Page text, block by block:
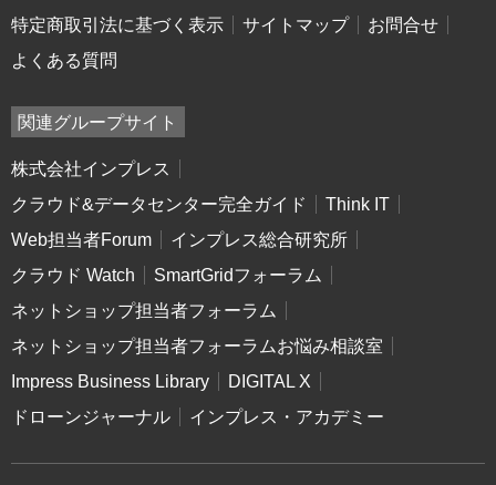
特定商取引法に基づく表示
サイトマップ
お問合せ
よくある質問
関連グループサイト
株式会社インプレス
クラウド&データセンター完全ガイド
Think IT
Web担当者Forum
インプレス総合研究所
クラウド Watch
SmartGridフォーラム
ネットショップ担当者フォーラム
ネットショップ担当者フォーラムお悩み相談室
Impress Business Library
DIGITAL X
ドローンジャーナル
インプレス・アカデミー